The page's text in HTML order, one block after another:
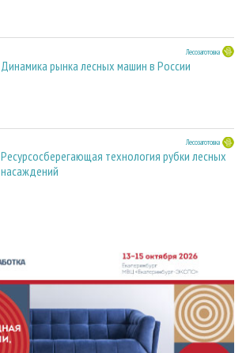
Лесозаготовка
Динамика рынка лесных машин в России
Лесозаготовка
Ресурсосберегающая технология рубки лесных
насаждений